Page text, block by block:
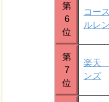
第
6
位
コー
ルレ
第
7
位
楽天
ンズ